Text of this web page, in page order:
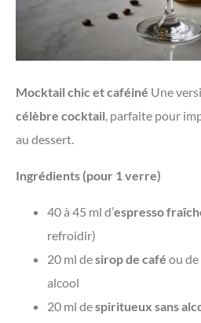
Mocktail chic et caféiné Une
célèbre cocktail, parfaite pour
au dessert.
Ingrédients (pour 1 verre)
40 à 45 ml d’espresso
refroidir)
20 ml desirop de café ou
alcool
20 ml despiritueux sans